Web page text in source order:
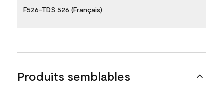
F526-TDS 526 (Français)
Produits semblables